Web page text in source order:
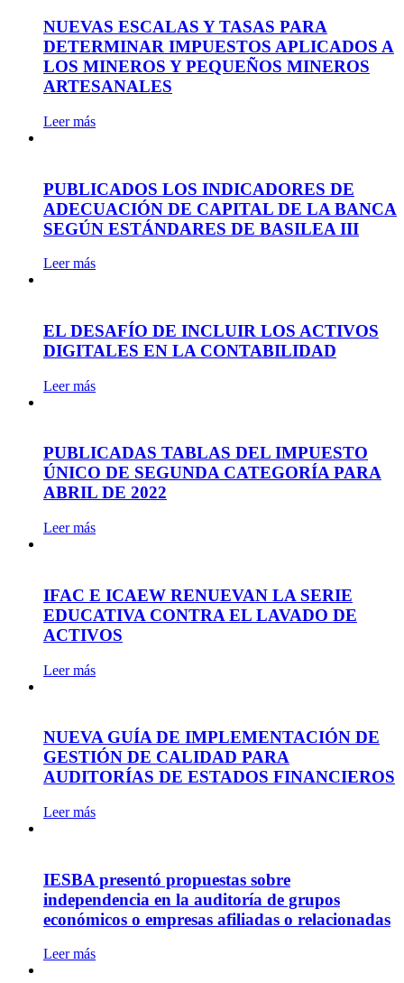
NUEVAS ESCALAS Y TASAS PARA
DETERMINAR IMPUESTOS APLICADOS A
LOS MINEROS Y PEQUEÑOS MINEROS
ARTESANALES
Leer más
PUBLICADOS LOS INDICADORES DE
ADECUACIÓN DE CAPITAL DE LA BANCA
SEGÚN ESTÁNDARES DE BASILEA III
Leer más
EL DESAFÍO DE INCLUIR LOS ACTIVOS
DIGITALES EN LA CONTABILIDAD
Leer más
PUBLICADAS TABLAS DEL IMPUESTO
ÚNICO DE SEGUNDA CATEGORÍA PARA
ABRIL DE 2022
Leer más
IFAC E ICAEW RENUEVAN LA SERIE
EDUCATIVA CONTRA EL LAVADO DE
ACTIVOS
Leer más
NUEVA GUÍA DE IMPLEMENTACIÓN DE
GESTIÓN DE CALIDAD PARA
AUDITORÍAS DE ESTADOS FINANCIEROS
Leer más
IESBA presentó propuestas sobre
independencia en la auditoría de grupos
económicos o empresas afiliadas o relacionadas
Leer más